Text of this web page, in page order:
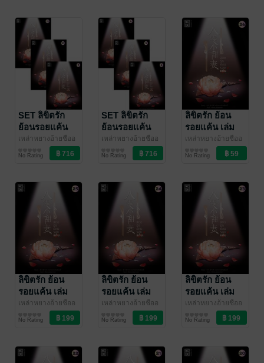
SET ลิขิตรัก
ย้อนรอยแค้น
เล่ม 7-11
เหล่าหยางอ้ายชืออ
วี๋ (老羊爱吃鱼)/ Ink
Stone
No Rating
SET ลิขิตรัก
ย้อนรอยแค้น
เล่ม 2-6
เหล่าหยางอ้ายชืออ
วี๋ (老羊爱吃鱼)/ Ink
Stone
No Rating
ลิขิตรัก ย้อน
รอยแค้น เล่ม
26
เหล่าหยางอ้ายชืออ
วี๋ (老羊爱吃鱼) / Ink
Stone
No Rating
ลิขิตรัก ย้อน
รอยแค้น เล่ม
25
เหล่าหยางอ้ายชืออ
วี๋ (老羊爱吃鱼)/ Ink
Stone
No Rating
ลิขิตรัก ย้อน
รอยแค้น เล่ม
24
เหล่าหยางอ้ายชืออ
วี๋ (老羊爱吃鱼)/ Ink
Stone
No Rating
ลิขิตรัก ย้อน
รอยแค้น เล่ม
23
เหล่าหยางอ้ายชืออ
วี๋ (老羊爱吃鱼)/ Ink
Stone
No Rating